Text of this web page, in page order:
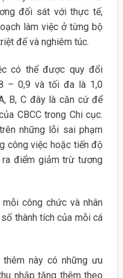
đối sát với thực tế,
làm việc ở từng bộ
đế và nghiêm túc.
có thể được quy đổi
– 0,9 và tối đa là 1,0
B, C đây là căn cứ để
CBCC trong Chi cục.
những lỗi sai phạm
công việc hoặc tiến độ
ra điểm giảm trừ tương
công chức và nhân
thành tích của mỗi cá
này có những ưu
nhập tăng thêm theo